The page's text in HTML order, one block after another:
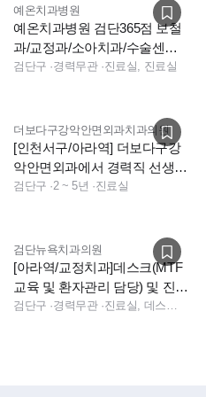
예온치과병원
예온치과병원 검단365점 보철
과/교정과/소아치과/수술센터
채용
검단구 ·경력무관·진료실, 진료실
더보다구강악안면외과치과의원
[인천서구/아라역] 더보다구강
악안면외과에서 경력직 선생님
구인합니다. (진료실)
검단구 ·2 ~ 5년 ·진료실
검단뉴욕치과의원
[아라역/교정치과]데스크(MTF
교육 및 환자관리 담당) 및 진료
실 선생님 구인합니다.
검단구 ·경력무관·